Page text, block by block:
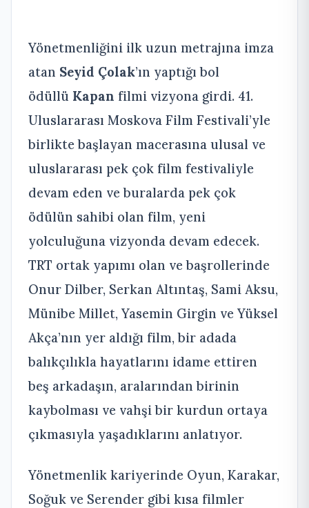
Yönetmenliğini ilk uzun metrajına imza
atan Seyid Çolak’ın yaptığı bol
ödüllü Kapan filmi vizyona girdi. 41.
Uluslararası Moskova Film Festivali’yle
birlikte başlayan macerasına ulusal ve
uluslararası pek çok film festivaliyle
devam eden ve buralarda pek çok
ödülün sahibi olan film, yeni
yolculuğuna vizyonda devam edecek.
TRT ortak yapımı olan ve başrollerinde
Onur Dilber, Serkan Altıntaş, Sami Aksu,
Münibe Millet, Yasemin Girgin ve Yüksel
Akça’nın yer aldığı film, bir adada
balıkçılıkla hayatlarını idame ettiren
beş arkadaşın, aralarından birinin
kaybolması ve vahşi bir kurdun ortaya
çıkmasıyla yaşadıklarını anlatıyor.
Yönetmenlik kariyerinde Oyun, Karakar,
Soğuk ve Serender gibi kısa filmler